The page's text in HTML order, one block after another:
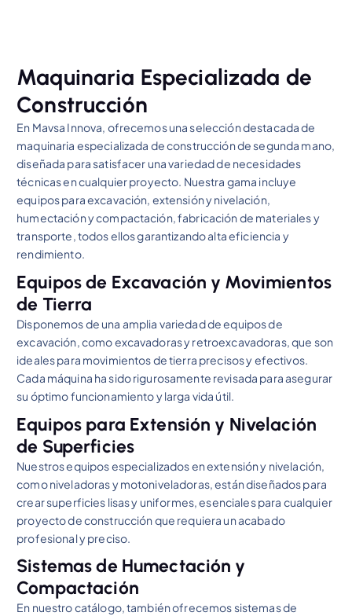
Maquinaria Especializada de
Construcción
En Mavsa Innova, ofrecemos una selección destacada de
maquinaria especializada de construcción de segunda mano,
diseñada para satisfacer una variedad de necesidades
técnicas en cualquier proyecto. Nuestra gama incluye
equipos para excavación, extensión y nivelación,
humectación y compactación, fabricación de materiales y
transporte, todos ellos garantizando alta eficiencia y
rendimiento.
Equipos de Excavación y Movimientos
de Tierra
Disponemos de una amplia variedad de equipos de
excavación, como excavadoras y retroexcavadoras, que son
ideales para movimientos de tierra precisos y efectivos.
Cada máquina ha sido rigurosamente revisada para asegurar
su óptimo funcionamiento y larga vida útil.
Equipos para Extensión y Nivelación
de Superficies
Nuestros equipos especializados en extensión y nivelación,
como niveladoras y motoniveladoras, están diseñados para
crear superficies lisas y uniformes, esenciales para cualquier
proyecto de construcción que requiera un acabado
profesional y preciso.
Sistemas de Humectación y
Compactación
En nuestro catálogo, también ofrecemos sistemas de